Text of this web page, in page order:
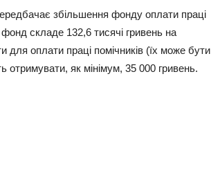
збільшення фонду оплати праці
складе 132,6 тисячі гривень на
оплати праці помічників (їх може бути
отримувати, як мінімум, 35 000 гривень.